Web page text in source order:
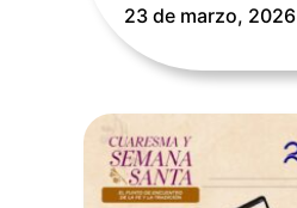
23 de marzo, 2026